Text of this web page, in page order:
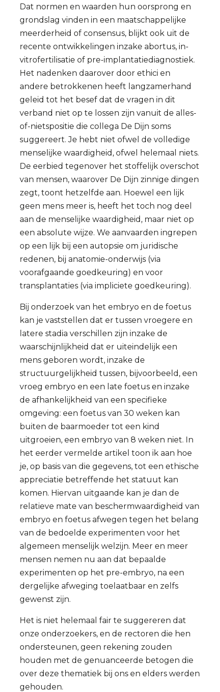
Dat normen en waarden hun oorsprong en
grondslag vinden in een maatschappelijke
meerderheid of consensus, blijkt ook uit de
recente ontwikkelingen inzake abortus, in-
vitrofertilisatie of pre-implantatiediagnostiek.
Het nadenken daarover door ethici en
andere betrokkenen heeft langzamerhand
geleid tot het besef dat de vragen in dit
verband niet op te lossen zijn vanuit de alles-
of-nietspositie die collega De Dijn soms
suggereert. Je hebt niet ofwel de volledige
menselijke waardigheid, ofwel helemaal niets.
De eerbied tegenover het stoffelijk overschot
van mensen, waarover De Dijn zinnige dingen
zegt, toont hetzelfde aan. Hoewel een lijk
geen mens meer is, heeft het toch nog deel
aan de menselijke waardigheid, maar niet op
een absolute wijze. We aanvaarden ingrepen
op een lijk bij een autopsie om juridische
redenen, bij anatomie-onderwijs (via
voorafgaande goedkeuring) en voor
transplantaties (via impliciete goedkeuring).
Bij onderzoek van het embryo en de foetus
kan je vaststellen dat er tussen vroegere en
latere stadia verschillen zijn inzake de
waarschijnlijkheid dat er uiteindelijk een
mens geboren wordt, inzake de
structuurgelijkheid tussen, bijvoorbeeld, een
vroeg embryo en een late foetus en inzake
de afhankelijkheid van een specifieke
omgeving: een foetus van 30 weken kan
buiten de baarmoeder tot een kind
uitgroeien, een embryo van 8 weken niet. In
het eerder vermelde artikel toon ik aan hoe
je, op basis van die gegevens, tot een ethische
appreciatie betreffende het statuut kan
komen. Hiervan uitgaande kan je dan de
relatieve mate van beschermwaardigheid van
embryo en foetus afwegen tegen het belang
van de bedoelde experimenten voor het
algemeen menselijk welzijn. Meer en meer
mensen nemen nu aan dat bepaalde
experimenten op het pre-embryo, na een
dergelijke afweging toelaatbaar en zelfs
gewenst zijn.
Het is niet helemaal fair te suggereren dat
onze onderzoekers, en de rectoren die hen
ondersteunen, geen rekening zouden
houden met de genuanceerde betogen die
over deze thematiek bij ons en elders werden
gehouden.